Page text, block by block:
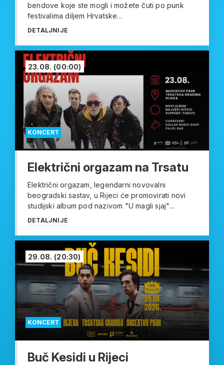
bendove koje ste mogli i možete čuti po punk
festivalima diljem Hrvatske...
DETALJNIJE
KONCERT
23.08. (00:00)
Električni orgazam na Trsatu
Električni orgazam, legendarni novovalni
beogradski sastav, u Rijeci će promovirati novi
studijski album pod nazivom "U magli sjaj"...
DETALJNIJE
KONCERT
29.08. (20:30)
Buč Kesidi u Rijeci